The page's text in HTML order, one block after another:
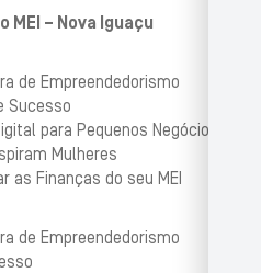
MEI – Nova Iguaçu
de Empreendedorismo
Sucesso
para Pequenos Negócios
Mulheres
as Finanças do seu MEI
de Empreendedorismo